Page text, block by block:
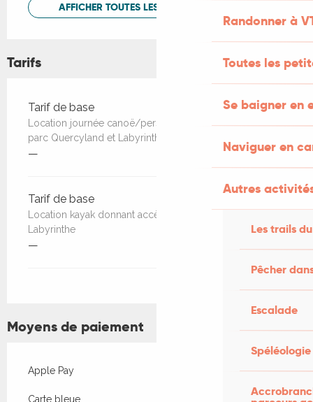
Randonner à
Toutes les
Se baigner en
Naviguer en
Autres
Les trails
Pêcher
Escalade
Spéléologie
AFFICHER TOUTES LES PRESTATIONS
Tarifs
Tarifs 2026
Tarif de base
Location journée canoë/personne, donnant accès au
parc Quercyland et Labyrinthe
—
Tarif de base
Location kayak donnant accès au parc Quercyland et
Labyrinthe
—
Moyens de paiement
Apple Pay
Carte bleue